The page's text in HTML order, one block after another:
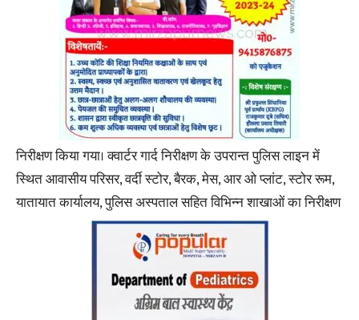
निरीक्षण किया गया। क्वार्टर गार्द निरीक्षण के उपरान्त पुलिस लाइन में
स्थित आवासीय परिसर, वर्दी स्टोर, बैरक, मेस, आर ओ प्लांट, स्टोर रूम,
यातायात कार्यालय, पुलिस अस्पताल सहित विभिन्न शाखाओं का निरीक्षण